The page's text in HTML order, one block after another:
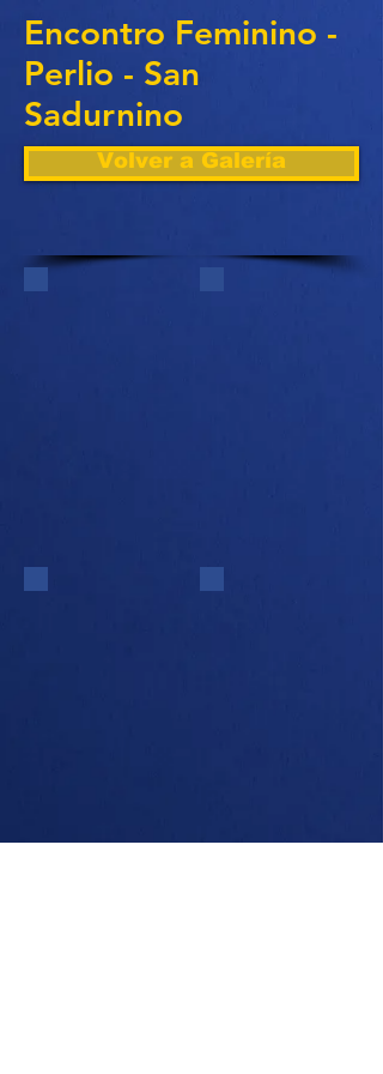
Encontro Feminino -
Perlio - San
Sadurnino
Volver a Galería